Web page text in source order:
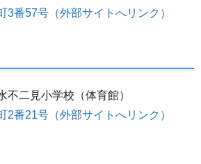
3番57号（外部サイトへリンク）
不二見小学校（体育館）
2番21号（外部サイトへリンク）